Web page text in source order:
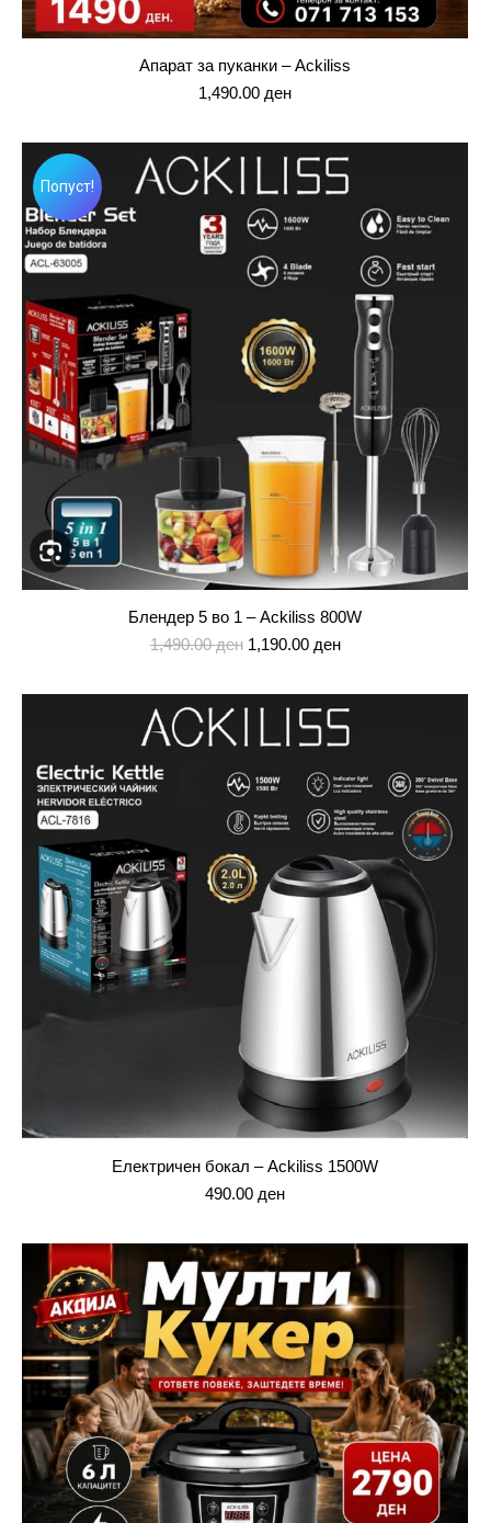
Апарат за пуканки – Ackiliss
1,490.00 ден
Попуст!
Блендер 5 во 1 – Ackiliss 800W
1,490.00ден Original
1,490.00 ден.
1,190.00 денCurrent
1,190.00 ден.
Електричен бокал – Ackiliss 1500W
490.00 ден